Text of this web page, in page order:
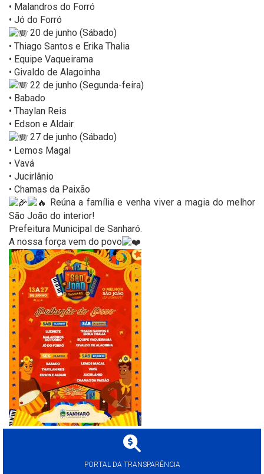
• Malandros do Forró
• Jó do Forró
20 de junho (Sábado)
• Thiago Santos e Erika Thalia
• Equipe Vaqueirama
• Givaldo de Alagoinha
22 de junho (Segunda-feira)
• Babado
• Thaylan Reis
• Edson e Aldair
27 de junho (Sábado)
• Lemos Magal
• Vavá
• Jucirlânio
• Chamas da Paixão
Reúna a família e venha viver a magia do melhor
São João do interior!
Prefeitura Municipal de Sanharó.
A nossa força vem do povo
PORTAL DA TRANSPARÊNCIA